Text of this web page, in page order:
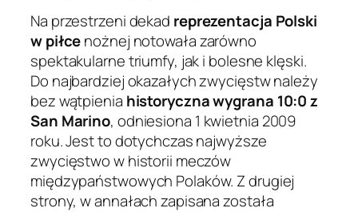
Na przestrzeni dekad reprezentacja Polski
w piłcenożnej notowała zarówno
spektakularne triumfy, jak i bolesne klęski.
Do najbardziej okazałych zwycięstw należy
bez wątpienia historyczna wygrana 10:0 z
San Marino, odniesiona 1 kwietnia 2009
roku. Jest to dotychczas najwyższe
zwycięstwo w historii meczów
międzypaństwowych Polaków. Z drugiej
strony, w annałach zapisana została